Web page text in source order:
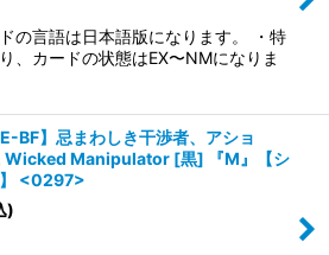
の言語は日本語版になります。 ・特
、カードの状態はEX〜NMになりま
BF】忌まわしき干渉者、アショ
Manipulator [黒] 『M』【シ
<0297>
)